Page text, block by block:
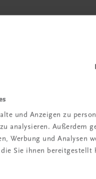
und Anzeigen zu
analysieren. Außerdem
Werbung und Analysen
Sie ihnen
der
eine